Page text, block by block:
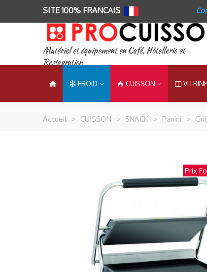
SITE 100% FRANCAIS
Matériel et équipement en Café, Hôtellerie et
Restauration
FROID CUISSON VITRINE
Accueil > CUISSON > SNACK > Panini >
Prix